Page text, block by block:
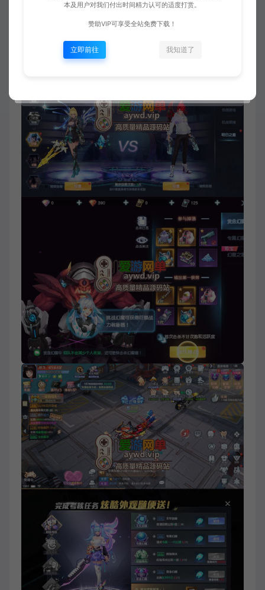
本及用户对我们付出时间精力认可的适度打赏。
赞助VIP可享受全站免费下载！
立即前往 我知道了